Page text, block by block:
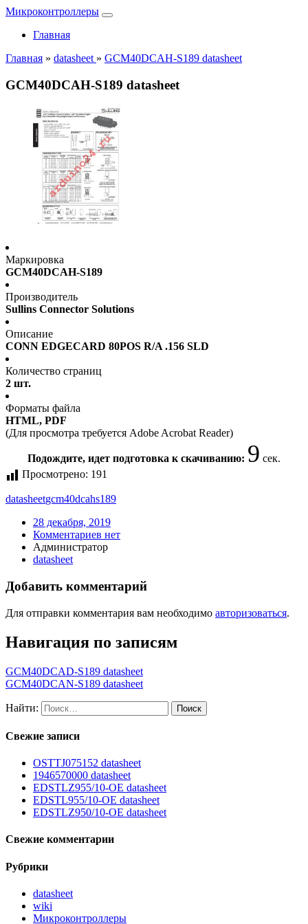
Микроконтроллеры
Главная
Главная » datasheet » GCM40DCAH-S189 datasheet
GCM40DCAH-S189 datasheet
Маркировка
GCM40DCAH-S189
Производитель
Sullins Connector Solutions
Описание
CONN EDGECARD 80POS R/A .156 SLD
Количество страниц
2 шт.
Форматы файла
HTML, PDF
(Для просмотра требуется Adobe Acrobat Reader)
Подождите, идет подготовка к скачиванию: 9 сек.
Просмотрено: 191
datasheetgcm40dcahs189
28 декабря, 2019
Комментариев нет
Администратор
datasheet
Добавить комментарий
Для отправки комментария вам необходимо авторизоваться.
Навигация по записям
GCM40DCAD-S189 datasheet
GCM40DCAN-S189 datasheet
Найти:
Свежие записи
OSTTJ075152 datasheet
1946570000 datasheet
EDSTLZ955/10-OE datasheet
EDSTL955/10-OE datasheet
EDSTLZ950/10-OE datasheet
Свежие комментарии
Рубрики
datasheet
wiki
Микроконтроллеры